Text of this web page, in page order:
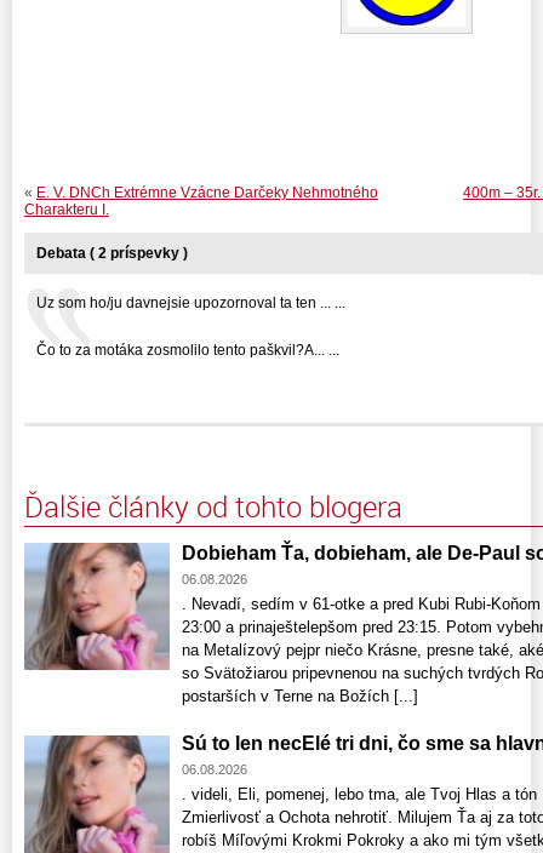
400m –
« E. V. DNCh Extrémne Vzácne Darčeky Nehmotného
Charakteru I.
Debata ( 2 príspevky )
Uz som ho/ju davnejsie upozornoval ta ten ... ...
Čo to za motáka zosmolilo tento paškvil?A... ...
Ďalšie články od tohto blogera
Dobieham Ťa, dobieham, ale De-Paul
06.08.2026
. Nevadí, sedím v 61-otke a pred Kubi Rubi-
23:00 a prinaještelepšom pred 23:15. Potom
na Metalízový pejpr niečo Krásne, presne také,
so Svätožiarou pripevnenou na suchých tvrdých
postarších v Terne na Božích [...]
Sú to len necElé tri dni, čo sme sa
06.08.2026
. videli, Eli, pomenej, lebo tma, ale Tvoj Hlas a
Zmierlivosť a Ochota nehrotiť. Milujem Ťa aj za
robíš Míľovými Krokmi Pokroky a ako mi tým